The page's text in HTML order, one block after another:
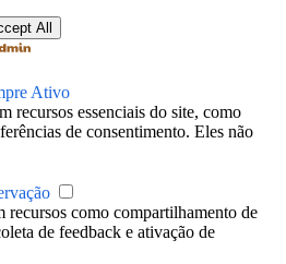
All
Ativo
recursos essenciais do site, como
de consentimento. Eles não
recursos como compartilhamento de
de feedback e ativação de